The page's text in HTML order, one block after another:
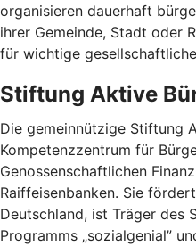
organisieren dauerhaft
ihrer Gemeinde, Stadt oder
für wichtige
Stiftung Aktive
Die gemeinnützige Stiftung
Kompetenzzentrum für
Genossenschaftlichen
Raiffeisenbanken. Sie
Deutschland, ist Träger des
Programms „sozialgenial”